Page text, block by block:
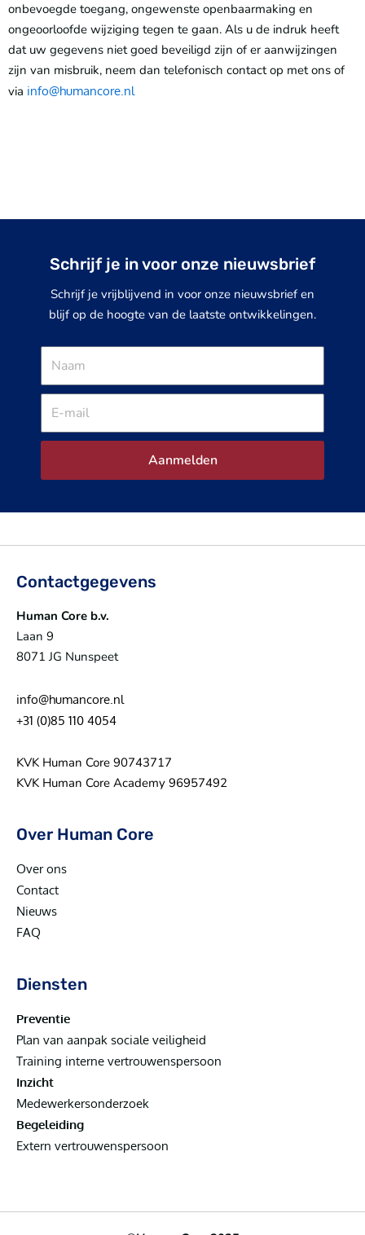
onbevoegde toegang, ongewenste openbaarmaking en
ongeoorloofde wijziging tegen te gaan. Als u de indruk heeft
dat uw gegevens niet goed beveiligd zijn of er aanwijzingen
zijn van misbruik, neem dan telefonisch contact op met ons of
via info@humancore.nl
Schrijf je in voor onze nieuwsbrief
Schrijf je vrijblijvend in voor onze nieuwsbrief en
blijf op de hoogte van de laatste ontwikkelingen.
Naam
E-
Aanmelden
Contactgegevens
Human Core b.v.
Laan 9
8071 JG Nunspeet
info@humancore.nl
+31 (0)85 110 4054
KVK Human Core 90743717
KVK Human Core Academy 96957492
Over Human Core
Over ons
Contact
Nieuws
FAQ
Diensten
Preventie
Plan van aanpak sociale veiligheid
Training interne vertrouwenspersoon
Inzicht
Medewerkersonderzoek
Begeleiding
Extern vertrouwenspersoon